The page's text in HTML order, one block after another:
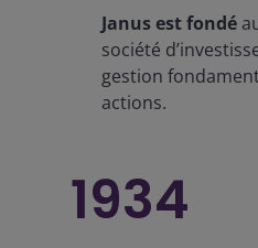
Janus est fondé
société
gestion
actions.
1934